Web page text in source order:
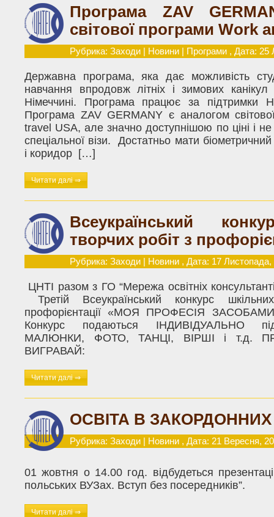
Програма ZAV
світової програми Work
Рубрика: Заходи Новини Програми , Дата: 25
Державна програма, яка дає можливість
навчання впродовж літніх і зимових
Німеччині. Програма працює за підтримки
Програма ZAV GERMANY є аналогом
travel USA, але значно доступнішою по ціні і
спеціальної візи. Достатньо мати
і коридор […]
Читати далі ⇒
Всеукраїнський
творчих робіт з
Рубрика: Заходи Новини , Дата: 17 Листопада,
ЦНТІ разом з ГО “Мережа освітніх
Третій Всеукраїнський конкурс
профорієнтації «МОЯ ПРОФЕСІЯ
Конкурс подаються ІНДИВІДУАЛЬНО
МАЛЮНКИ, ФОТО, ТАНЦІ, ВІРШІ і т.д.
ВИГРАВАЙ:
Читати далі ⇒
ОСВІТА В
Рубрика: Заходи Новини , Дата: 21 Вересня,
01 жовтня о 14.00 год. відбудеться
польських ВУЗах. Вступ без посередників”.
Читати далі ⇒